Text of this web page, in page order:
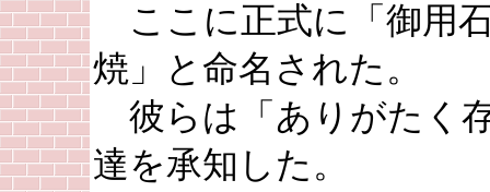
ここに正式に「御用
焼」と命名された。
彼らは「ありがたく
達を承知した。